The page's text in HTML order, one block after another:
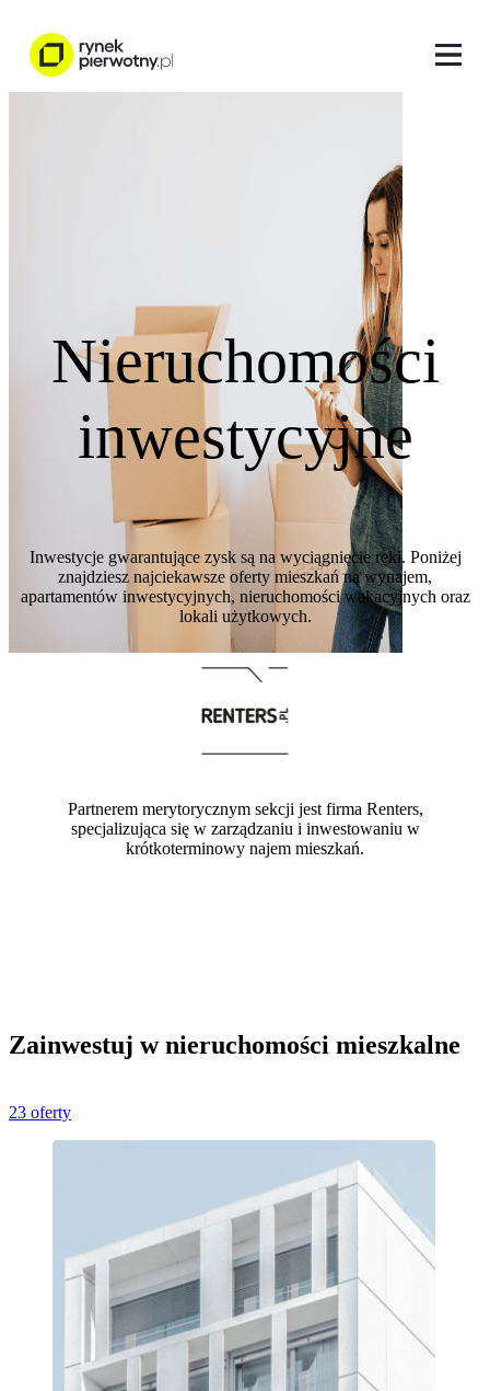
Nieruchomości
inwestycyjne
Inwestycje gwarantujące zysk są na wyciągnięcie ręki. Poniżej
znajdziesz najciekawsze oferty mieszkań na wynajem,
apartamentów inwestycyjnych, nieruchomości wakacyjnych oraz
lokali użytkowych.
Partnerem merytorycznym sekcji jest firma Renters,
specjalizująca się w zarządzaniu i inwestowaniu w
krótkoterminowy najem mieszkań.
Zainwestuj w nieruchomości mieszkalne
23 oferty